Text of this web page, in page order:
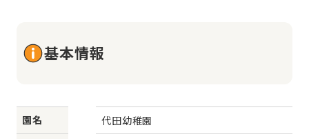
基本情報
園名
代田幼稚園